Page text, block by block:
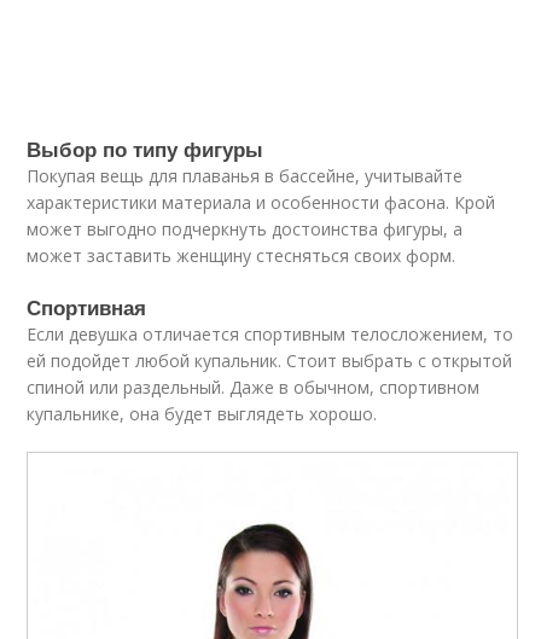
Выбор по типу фигуры
Покупая вещь для плаванья в бассейне, учитывайте
характеристики материала и особенности фасона. Крой
может выгодно подчеркнуть достоинства фигуры, а
может заставить женщину стесняться своих форм.
Спортивная
Если девушка отличается спортивным телосложением, то
ей подойдет любой купальник. Стоит выбрать с открытой
спиной или раздельный. Даже в обычном, спортивном
купальнике, она будет выглядеть хорошо.